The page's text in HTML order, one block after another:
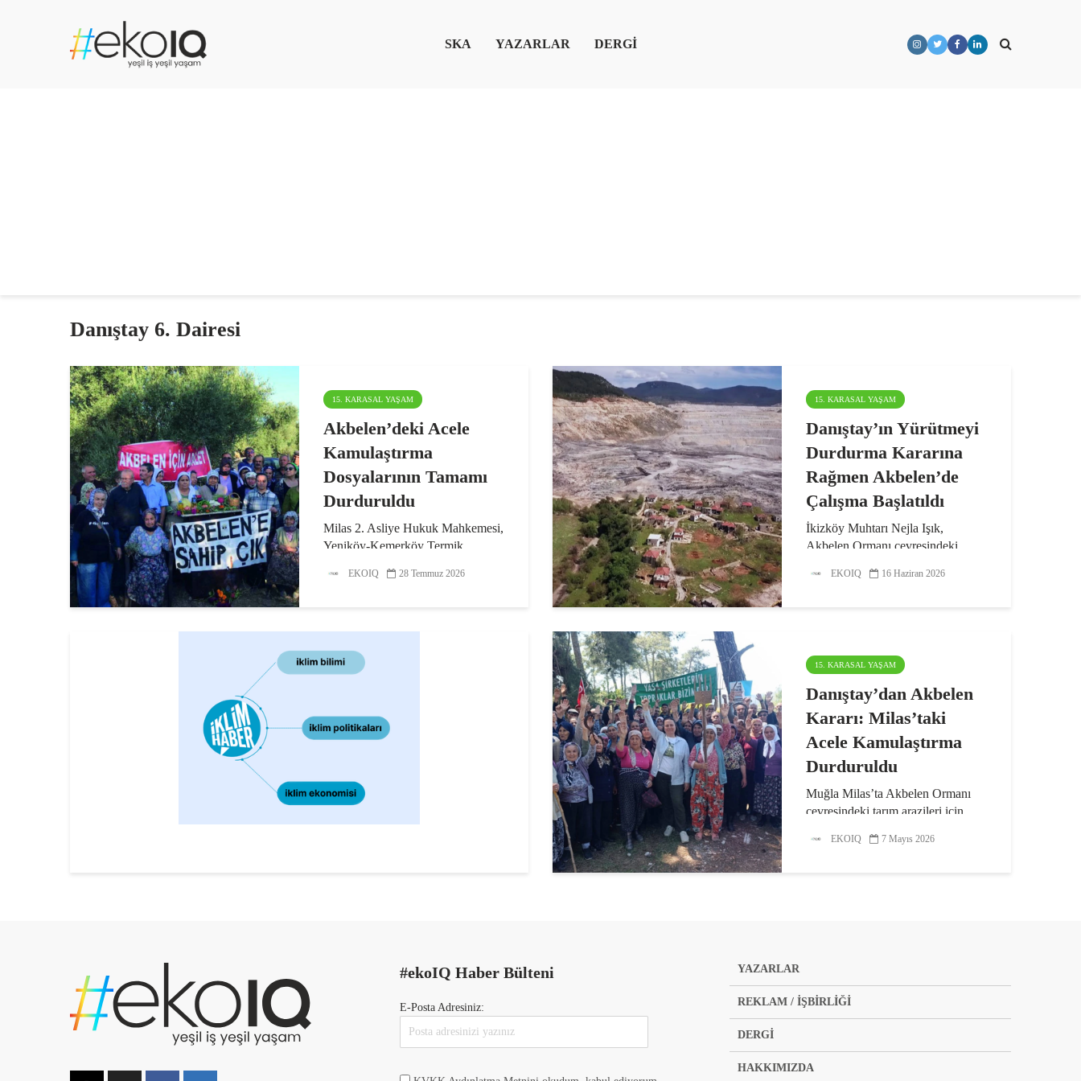
SKA YAZARLAR DERGİ
Danıştay 6. Dairesi
15. KARASAL YAŞAM
Akbelen’deki Acele
Kamulaştırma
Dosyalarının Tamamı
Durduruldu
Milas 2. Asliye Hukuk Mahkemesi,
Yeniköy-Kemerköy Termik
İkizköy Akbelen’deki 679 parseli
Mahkeme...
EKOIQ 28 Temmuz 2026
15. KARASAL YAŞAM
Danıştay’ın Yürütmeyi
Durdurma Kararına
Rağmen Akbelen’de
Çalışma Başlatıldı
İkizköy Muhtarı Nejla Işık,
Akbelen Ormanı çevresindeki
yürütmeyi durdurma kararının
EKOIQ 16 Haziran 2026
15. KARASAL YAŞAM
Danıştay’dan Akbelen
Kararı: Milas’taki
Acele Kamulaştırma
Durduruldu
Muğla Milas’ta Akbelen Ormanı
çevresindeki tarım arazileri için
karşı açılan davada Danıştay
EKOIQ 7 Mayıs 2026
#ekoIQ Haber Bülteni
E-Posta Adresiniz:
YAZARLAR
REKLAM / İŞBİRLİĞİ
DERGİ
HAKKIMIZDA